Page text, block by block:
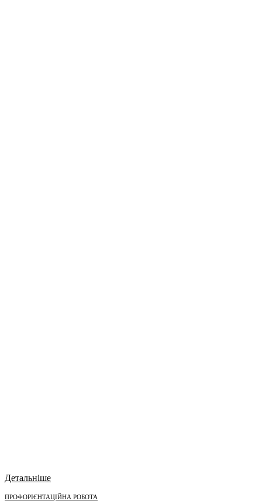
Детальніше
ПРОФОРІЄНТАЦІЙНА РОБОТА